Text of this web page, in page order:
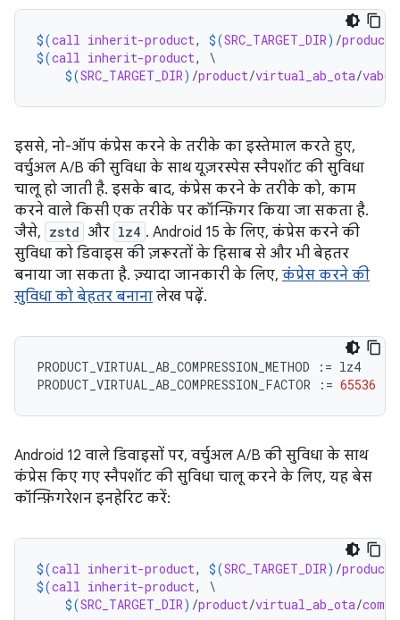
$(call inherit-product, $(SRC_TARGET_DIR) /product
$(call inherit-product, \
$(SRC_TARGET_DIR) /product/virtual_ab_ota/
इससे, नो-ऑप कंप्रेस करने के तरीके का इस्तेमाल करते हुए,
वर्चुअल A/B की सुविधा के साथ यूज़रस्पेस स्नैपशॉट की सुविधा
चालू हो जाती है. इसके बाद, कंप्रेस करने के तरीके को, काम
करने वाले किसी एक तरीके पर कॉन्फ़िगर किया जा सकता है.
जैसे, zstd और lz4 . Android 15 के लिए, कंप्रेस करने की
सुविधा को डिवाइस की ज़रूरतों के हिसाब से और भी बेहतर
बनाया जा सकता है. ज़्यादा जानकारी के लिए, कंप्रेस करने की
सुविधा को बेहतर बनाना लेख पढ़ें.
PRODUCT_VIRTUAL_AB_COMPRESSION_METHOD := lz4
PRODUCT_VIRTUAL_AB_COMPRESSION_FACTOR
:= 65536
Android 12 वाले डिवाइसों पर, वर्चुअल A/B की सुविधा के साथ
कंप्रेस किए गए स्नैपशॉट की सुविधा चालू करने के लिए, यह बेस
कॉन्फ़िगरेशन इनहेरिट करें:
$(call inherit-product, $(SRC_TARGET_DIR) /product
$(call inherit-product, \
$(SRC_TARGET_DIR) /product/virtual_ab_ota/